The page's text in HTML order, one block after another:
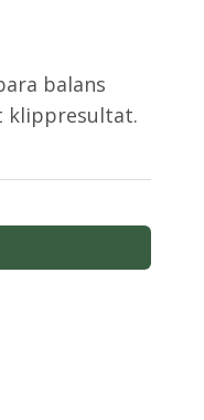
balans
klippresultat.